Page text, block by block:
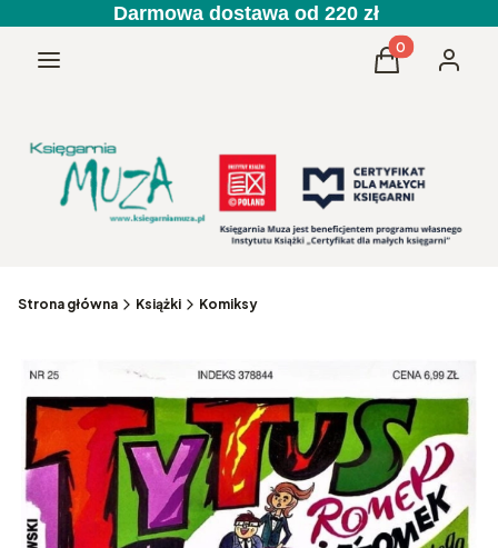
Darmowa dostawa od 220 zł
Menu Produkty w
Koszyk
Strona główna Książki Komiksy